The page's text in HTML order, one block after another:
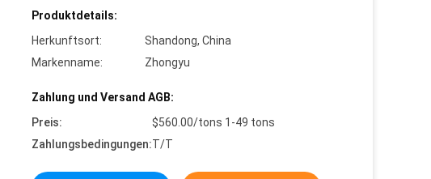
Produktdetails:
Herkunftsort:
Shandong, China
Markenname:
Zhongyu
Zahlung und Versand AGB:
Preis:
$560.00/tons 1-49 tons
Zahlungsbedingungen:T/T